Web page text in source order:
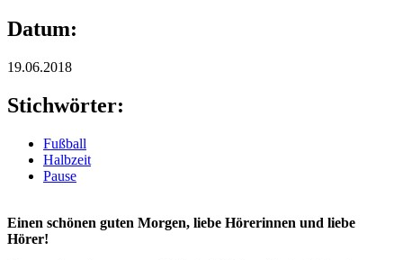
Datum:
19.06.2018
Stichwörter:
Fußball
Halbzeit
Pause
Einen schönen guten Morgen, liebe Hörerinnen und liebe
Hörer!